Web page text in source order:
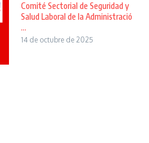
Comité Sectorial de Seguridad y
Salud Laboral de la Administració
...
14 de octubre de 2025